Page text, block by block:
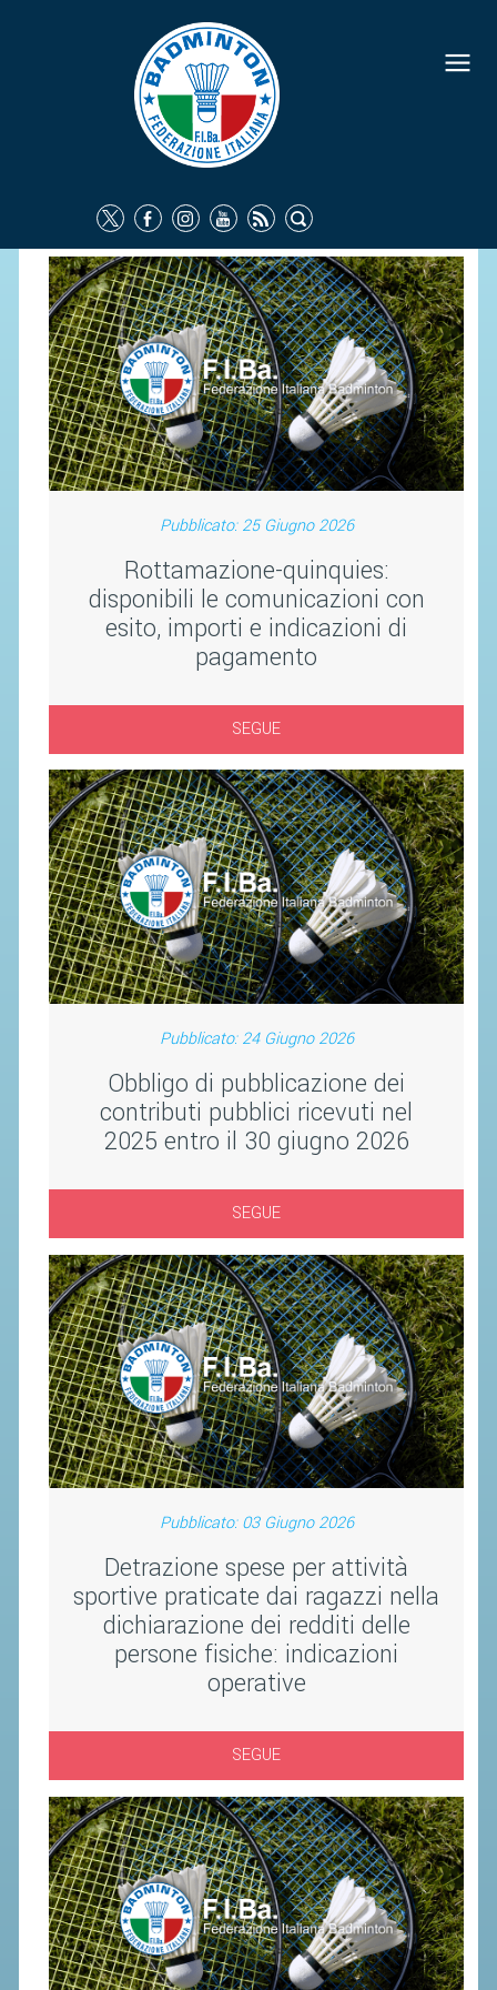
Pubblicato: 25 Giugno 2026
Rottamazione-quinquies:
disponibili le comunicazioni con
esito, importi e indicazioni di
pagamento
SEGUE
Pubblicato: 24 Giugno 2026
Obbligo di pubblicazione dei
contributi pubblici ricevuti nel
2025 entro il 30 giugno 2026
SEGUE
Pubblicato: 03 Giugno 2026
Detrazione spese per attività
sportive praticate dai ragazzi nella
dichiarazione dei redditi delle
persone fisiche: indicazioni
operative
SEGUE
FEDERAZIONE
IDENTITÀ
COMMISSIONI FEDERALI
ORGANI TERRITORIALI
SOCIETÀ SPORTIVE
CARTE FEDERALI
ATTI UFFICIALI
TUTELA DELLA SALUTE -
ANTIDOPING
COMUNICAZIONE E MARKETING
AVVISI E BANDI
CIRCOLARI
RESPONSABILITÀ SOCIALE
RICHIESTA PATROCINIO
GIUSTIZIA FEDERALE
REGOLAMENTI
PROVVEDIMENTI
ORGANI DI GIUSTIZIA FEDERALE
MAGLIA AZZURRA
STAFF TECNICO
CTF – PALABADMINTON
ATLETI D'INTERESSE NAZIONALE
SCHEDE ATLETI
CENTRI TECNICI TERRITORIALI
COMMISSIONE ATLETI
TESSERAMENTO
AFFILIAZIONE E TESSERAMENTO
QUOTE E TASSE
CONVENZIONI
LINE
ASSICURAZIONE
MODULI
AFFILIARE UN ESD
CALENDARIO
COMUNICATI
ALBO D'ORO CAMPIONATI ITALIANI
CAMPIONATI A SQUADRE
EVENTI INTERNAZIONALI
CLASSIFICHE NAZIONALI